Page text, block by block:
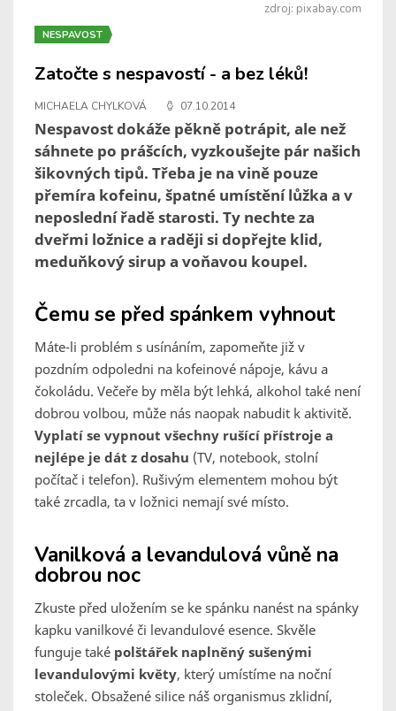
zdroj: pixabay.com
NESPAVOST
Zatočte s nespavostí - a bez léků!
MICHAELA CHYLKOVÁ 07.10.2014
Nespavost dokáže pěkně potrápit, ale než
sáhnete po prášcích, vyzkoušejte pár našich
šikovných tipů. Třeba je na vině pouze
přemíra kofeinu, špatné umístění lůžka a v
neposlední řadě starosti. Ty nechte za
dveřmi ložnice a raději si dopřejte klid,
meduňkový sirup a voňavou koupel.
Čemu se před spánkem vyhnout
Máte-li problém s usínáním, zapomeňte již v
pozdním odpoledni na kofeinové nápoje, kávu a
čokoládu. Večeře by měla být lehká, alkohol také není
dobrou volbou, může nás naopak nabudit k aktivitě.
Vyplatí se vypnout všechny rušící přístroje a
nejlépe je dát z dosahu (TV, notebook, stolní
počítač i telefon). Rušivým elementem mohou být
také zrcadla, ta v ložnici nemají své místo.
Vanilková a levandulová vůně na
dobrou noc
Zkuste před uložením se ke spánku nanést na spánky
kapku vanilkové či levandulové esence. Skvěle
funguje také polštářek naplněný sušenými
levandulovými květy, který umístíme na noční
stoleček. Obsažené silice náš organismus zklidní,